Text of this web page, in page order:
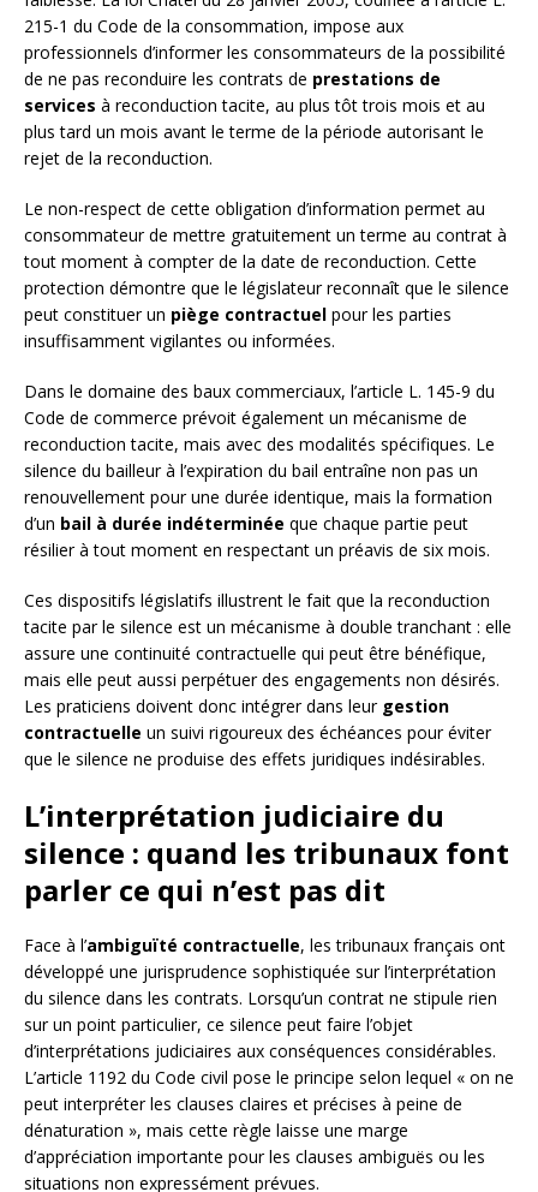
215-1 du Code de la consommation, impose aux
professionnels d’informer les consommateurs de la possibilité
de ne pas reconduire les contrats de prestations de
services à reconduction tacite, au plus tôt trois mois et au
plus tard un mois avant le terme de la période autorisant le
rejet de la reconduction.
Le non-respect de cette obligation d’information permet au
consommateur de mettre gratuitement un terme au contrat à
tout moment à compter de la date de reconduction. Cette
protection démontre que le législateur reconnaît que le silence
peut constituer un piège contractuel pour les parties
insuffisamment vigilantes ou informées.
Dans le domaine des baux commerciaux, l’article L. 145-9 du
Code de commerce prévoit également un mécanisme de
reconduction tacite, mais avec des modalités spécifiques. Le
silence du bailleur à l’expiration du bail entraîne non pas un
renouvellement pour une durée identique, mais la formation
d’un bail à durée indéterminée que chaque partie peut
résilier à tout moment en respectant un préavis de six mois.
Ces dispositifs législatifs illustrent le fait que la reconduction
tacite par le silence est un mécanisme à double tranchant : elle
assure une continuité contractuelle qui peut être bénéfique,
mais elle peut aussi perpétuer des engagements non désirés.
Les praticiens doivent donc intégrer dans leur gestion
contractuelle un suivi rigoureux des échéances pour éviter
que le silence ne produise des effets juridiques indésirables.
L’interprétation judiciaire du
silence : quand les tribunaux font
parler ce qui n’est pas dit
Face à l’ambiguïté contractuelle, les tribunaux français ont
développé une jurisprudence sophistiquée sur l’interprétation
du silence dans les contrats. Lorsqu’un contrat ne stipule rien
sur un point particulier, ce silence peut faire l’objet
d’interprétations judiciaires aux conséquences considérables.
L’article 1192 du Code civil pose le principe selon lequel « on ne
peut interpréter les clauses claires et précises à peine de
dénaturation », mais cette règle laisse une marge
d’appréciation importante pour les clauses ambiguës ou les
situations non expressément prévues.